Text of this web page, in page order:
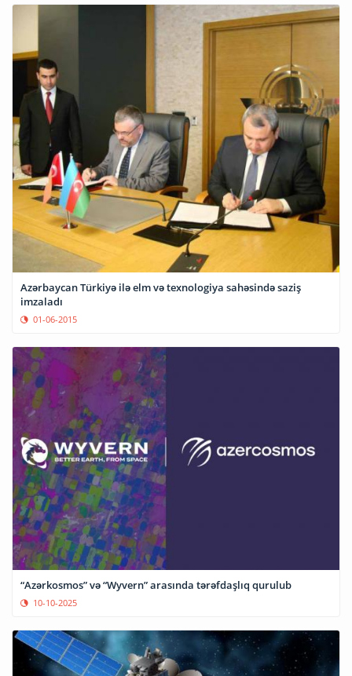
Azərbaycan Türkiyə ilə elm və texnologiya sahəsində saziş
imzaladı
01-06-2015
“Azərkosmos” və “Wyvern” arasında tərəfdaşlıq qurulub
10-10-2025